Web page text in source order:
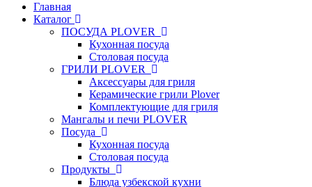
Главная
Каталог
ПОСУДА PLOVER
Кухонная посуда
Столовая посуда
ГРИЛИ PLOVER
Аксессуары для гриля
Керамические грили Plover
Комплектующие для гриля
Мангалы и печи PLOVER
Посуда
Кухонная посуда
Столовая посуда
Продукты
Блюда узбекской кухни